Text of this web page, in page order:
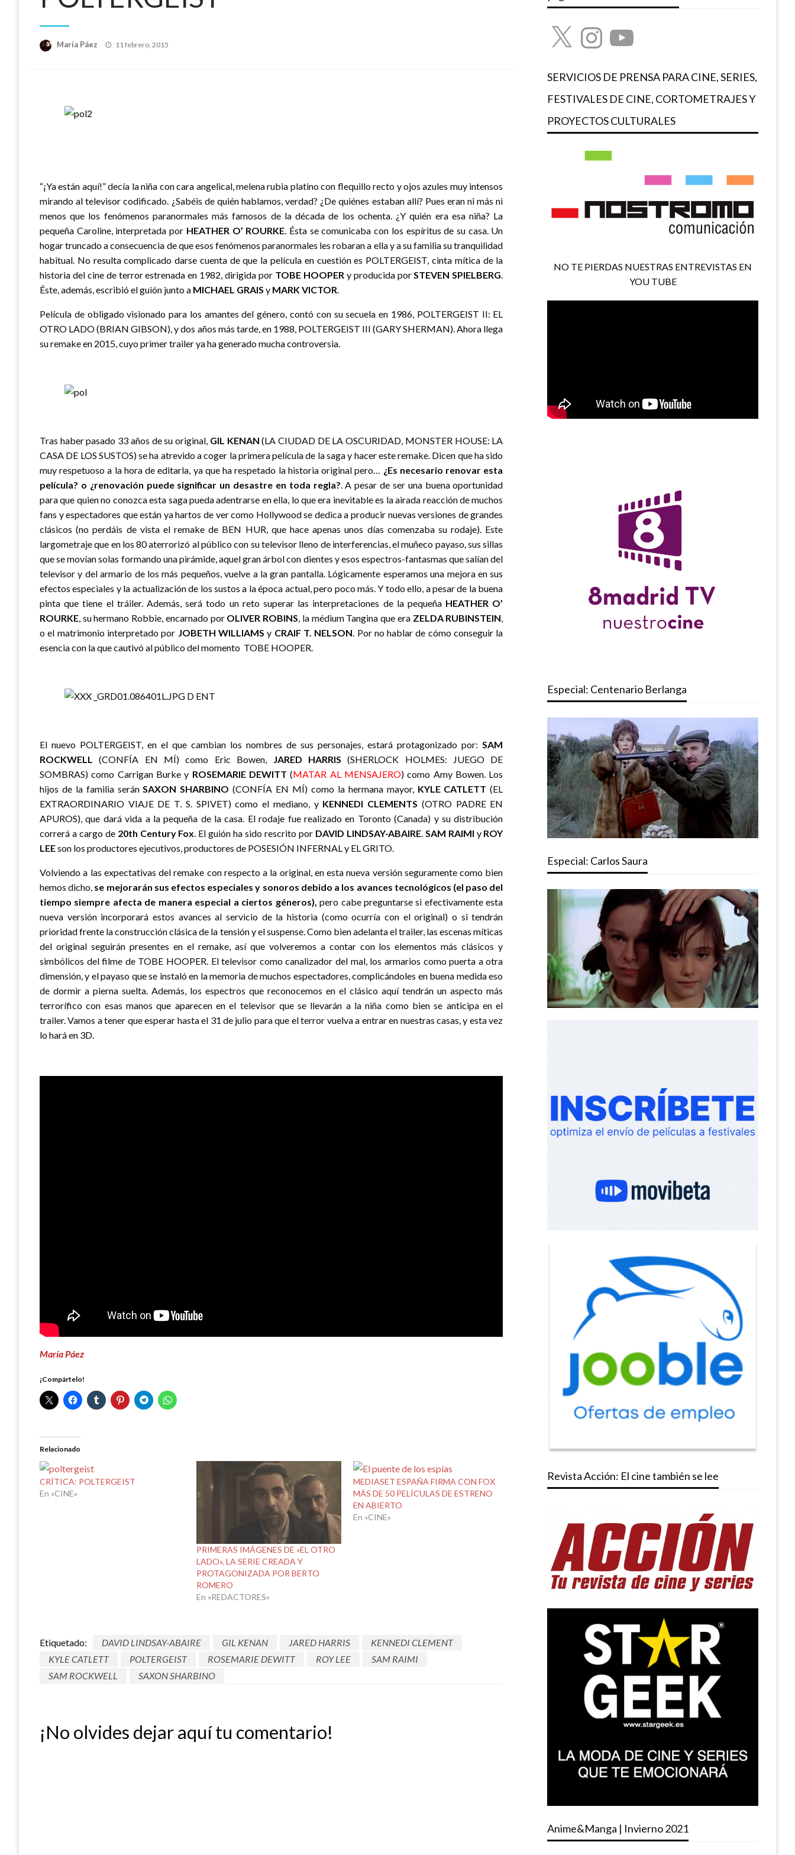
María Páez
Publicado
11 febrero, 2015
“¡Ya están aquí!” decía la niña con cara angelical, melena rubia platino con flequillo recto y ojos azules muy intensos
mirando al televisor codificado. ¿Sabéis de quién hablamos, verdad? ¿De quiénes estaban allí? Pues eran ni más ni
menos que los fenómenos paranormales más famosos de la década de los ochenta. ¿Y quién era esa niña? La
pequeña Caroline, interpretada por HEATHER O’ ROURKE. Ésta se comunicaba con los espíritus de su casa. Un
hogar truncado a consecuencia de que esos fenómenos paranormales les robaran a ella y a su familia su tranquilidad
habitual. No resulta complicado darse cuenta de que la película en cuestión es POLTERGEIST, cinta mítica de la
historia del cine de terror estrenada en 1982, dirigida por TOBE HOOPERy producida porSTEVEN SPIELBERG.
Éste, además, escribió el guión junto a MICHAEL GRAIS y MARK VICTOR.
Película de obligado visionado para los amantes del género, contó con su secuela en 1986, POLTERGEIST II: EL
OTRO LADO (BRIAN GIBSON), y dos años más tarde, en 1988, POLTERGEIST III (GARY SHERMAN). Ahora llega
su remake en 2015, cuyo primer trailer ya ha generado mucha controversia.
Tras haber pasado 33 años de su original, GIL KENAN (LA CIUDAD DE LA OSCURIDAD, MONSTER HOUSE: LA
CASA DE LOS SUSTOS) se ha atrevido a coger la primera película de la saga y hacer este remake. Dicen que ha sido
muy respetuoso a la hora de editarla, ya que ha respetado la historia original pero… ¿Es necesario renovar esta
película? o ¿renovación puede significar un desastre en toda regla?. A pesar de ser una buena oportunidad
para que quien no conozca esta saga pueda adentrarse en ella, lo que era inevitable es la airada reacción de muchos
fans y espectadores que están ya hartos de ver como Hollywood se dedica a producir nuevas versiones de grandes
clásicos (no perdáis de vista el remake de BEN HUR, que hace apenas unos días comenzaba su rodaje). Este
largometraje que en los 80 aterrorizó al público con su televisor lleno de interferencias, el muñeco payaso, sus sillas
que se movían solas formando una pirámide, aquel gran árbol con dientes y esos espectros-fantasmas que salían del
televisor y del armario de los más pequeños, vuelve a la gran pantalla. Lógicamente esperamos una mejora en sus
efectos especiales y la actualización de los sustos a la época actual, pero poco más. Y todo ello, a pesar de la buena
pinta que tiene el tráiler. Además, será todo un reto superar las interpretaciones de la pequeña HEATHER O’
ROURKE, su hermano Robbie, encarnado porOLIVER ROBINS, la médium Tangina que eraZELDA RUBINSTEIN,
o el matrimonio interpretado por JOBETH WILLIAMS y CRAIF T. NELSON. Por no hablar de cómo conseguir la
esencia con la que cautivó al público del momento TOBE HOOPER.
El nuevo POLTERGEIST, en el que cambian los nombres de sus personajes, estará protagonizado por:SAM
ROCKWELL (CONFÍA EN MÍ) como Eric Bowen, JARED HARRIS(SHERLOCK HOLMES: JUEGO DE
SOMBRAS) como Carrigan Burke y ROSEMARIE DEWITT (MATAR AL MENSAJERO) como Amy Bowen. Los
hijos de la familia seránSAXON SHARBINO(CONFÍA EN MÍ) como la hermana mayor, KYLE CATLETT(EL
EXTRAORDINARIO VIAJE DE T. S. SPIVET) como el mediano, y KENNEDI CLEMENTS (OTRO PADRE EN
APUROS), que dará vida a la pequeña de la casa. El rodaje fue realizado en Toronto (Canada) y su distribución
correrá a cargo de 20th Century Fox. El guión ha sido rescrito por DAVID LINDSAY-ABAIRE. SAM RAIMI y ROY
LEEson los productores ejecutivos, productores de POSESIÓN INFERNAL y EL GRITO.
Volviendo a las expectativas del remake con respecto a la original, en esta nueva versión seguramente como bien
hemos dicho, se mejorarán sus efectos especiales y sonoros debido a los avances tecnológicos (el paso del
tiempo siempre afecta de manera especial a ciertos géneros),pero cabe preguntarse si efectivamente esta
nueva versión incorporará estos avances al servicio de la historia (como ocurría con el original) o si tendrán
prioridad frente la construcción clásica de la tensión y el suspense. Como bien adelanta el trailer, las escenas míticas
del original seguirán presentes en el remake, así que volveremos a contar con los elementos más clásicos y
simbólicos del filme de TOBE HOOPER. El televisor como canalizador del mal, los armarios como puerta a otra
dimensión, y el payaso que se instaló en la memoria de muchos espectadores, complicándoles en buena medida eso
de dormir a pierna suelta. Además, los espectros que reconocemos en el clásico aquí tendrán un aspecto más
terrorífico con esas manos que aparecen en el televisor que se llevarán a la niña como bien se anticipa en el
trailer. Vamos a tener que esperar hasta el 31 de julio para que el terror vuelva a entrar en nuestras casas, y esta vez
lo hará en 3D.
María Páez
¡Compártelo!
Relacionado
CRÍTICA: POLTERGEIST
En «CINE»
PRIMERAS IMÁGENES DE «EL OTRO
LADO», LA SERIE CREADA Y
PROTAGONIZADA POR BERTO
ROMERO
En «REDACTORES»
MEDIASET ESPAÑA FIRMA CON FOX
MÁS DE 50 PELÍCULAS DE ESTRENO
EN ABIERTO
En «CINE»
Etiquetado: DAVID LINDSAY-ABAIRE GIL KENAN JARED HARRIS
KENNEDI CLEMENT
KYLE CATLETT
POLTERGEIST ROSEMARIE DEWITT ROY LEE
SAM RAIMI
SAM ROCKWELL
SAXON SHARBINO
¡No olvides dejar aquí tu comentario!
X InstagramYouTube
SERVICIOS DE PRENSA PARA CINE, SERIES,
FESTIVALES DE CINE, CORTOMETRAJES Y
PROYECTOS CULTURALES
NO TE PIERDAS NUESTRAS ENTREVISTAS EN
YOU TUBE
Especial: Centenario Berlanga
Especial: Carlos Saura
Revista Acción: El cine también se lee
Anime&Manga | Invierno 2021